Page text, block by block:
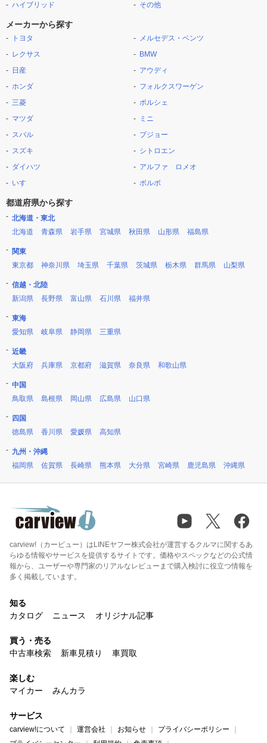
ハイブリッド
その他
メーカーから探す
トヨタ
レクサス
日産
ホンダ
三菱
マツダ
スバル
スズキ
ダイハツ
いすゞ
メルセデス・ベンツ
BMW
アウディ
フォルクスワーゲン
ポルシェ
ミニ
プジョー
シトロエン
アルファ ロメオ
ボルボ
都道府県から探す
北海道・東北
北海道
青森県 岩手県 宮城県 秋田県 山形県 福島県
関東
東京都
神奈川県 埼玉県 千葉県 茨城県 栃木県 群馬県 山梨県
信越・北陸
新潟県
長野県 富山県 石川県 福井県
東海
愛知県
岐阜県 静岡県 三重県
近畿
大阪府
兵庫県 京都府 滋賀県 奈良県 和歌山県
中国
鳥取県
島根県 岡山県 広島県 山口県
四国
徳島県
香川県 愛媛県 高知県
九州・沖縄
福岡県
佐賀県 長崎県 熊本県 大分県 宮崎県 鹿児島県 沖縄県
carview!（カービュー）はLINEヤフー株式会社が運営するクルマに関するあ
らゆる情報やサービスを提供するサイトです。価格やスペックなどの公式情
報から、ユーザーや専門家のリアルなレビューまで購入検討に役立つ情報を
多く掲載しています。
知る
カタログ
ニュース オリジナル記事
買う・売る
中古車検索
新車見積り 車買取
楽しむ
マイカー
みんカラ
サービス
carview!について 運営会社 お知らせ
プライバシーポリシー